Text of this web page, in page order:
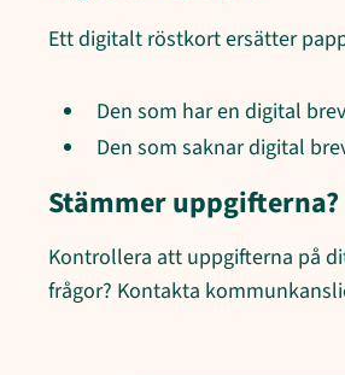
Ett digitalt röstkort ersätter
Den som har en digital
Den som saknar digital
Stämmer uppgifterna?
Kontrollera att uppgifterna på
frågor? Kontakta